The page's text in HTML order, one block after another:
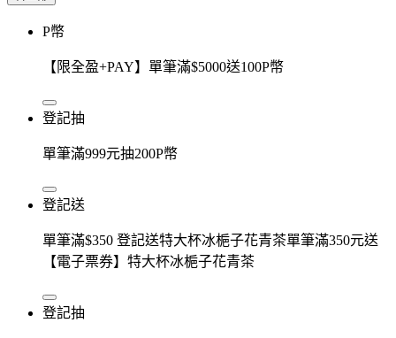
P幣
【限全盈+PAY】單筆滿$5000送100P幣
登記抽
單筆滿999元抽200P幣
登記送
單筆滿$350 登記送特大杯冰梔子花青茶單筆滿350元送
【電子票券】特大杯冰梔子花青茶
登記抽